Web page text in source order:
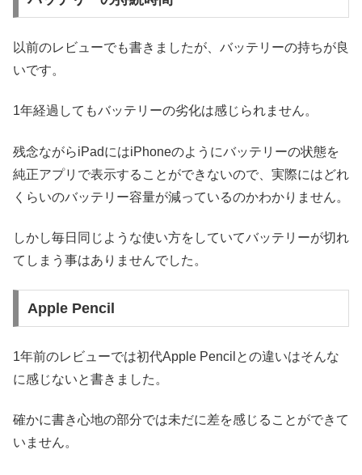
以前のレビューでも書きましたが、バッテリーの持ちが良
いです。
1年経過してもバッテリーの劣化は感じられません。
残念ながらiPadにはiPhoneのようにバッテリーの状態を
純正アプリで表示することができないので、実際にはどれ
くらいのバッテリー容量が減っているのかわかりません。
しかし毎日同じような使い方をしていてバッテリーが切れ
てしまう事はありませんでした。
Apple Pencil
1年前のレビューでは初代Apple Pencilとの違いはそんな
に感じないと書きました。
確かに書き心地の部分では未だに差を感じることができて
いません。